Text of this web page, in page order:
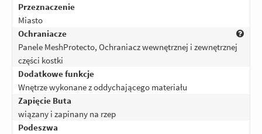
Przeznaczenie
Miasto
Ochraniacze
Panele MeshProtecto, Ochraniacz wewnętrznej i zewnętrznej
części kostki
Dodatkowe funkcje
Wnętrze wykonane z oddychającego materiału
Zapięcie Buta
wiązany i zapinany na rzep
Podeszwa